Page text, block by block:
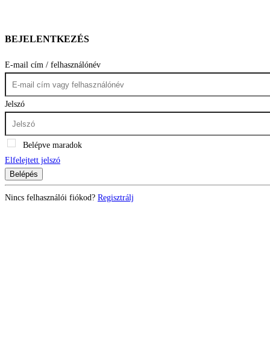
BEJELENTKEZÉS
E-mail cím / felhasználónév
Jelszó
Belépve maradok
Elfelejtett jelszó
Belépés
Nincs felhasználói fiókod? Regisztrálj